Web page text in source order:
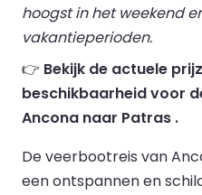
hoogst in het weekend
vakantieperioden.
👉 Bekijk de actuele
beschikbaarheid voor
Ancona naar Patras .
De veerbootreis van
een ontspannen en